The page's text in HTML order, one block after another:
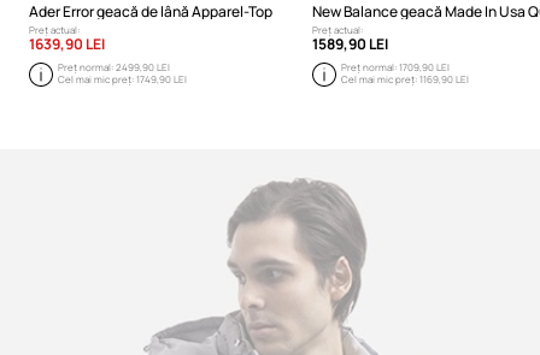
Ader Error geacă de lână Apparel-Top
Preț actual:
1639,90 LEI
Preț normal:2499,90 LEI
Cel mai mic preț:1749,90 LEI
Preț actual:
1589,90 LEI
Preț normal: 1709,90 LEI
Cel mai mic preț: 1169,90 LEI